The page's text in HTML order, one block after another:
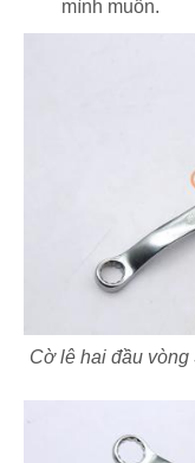
mình muốn.
Cờ lê hai đầu vòng